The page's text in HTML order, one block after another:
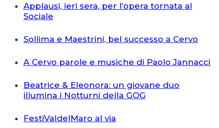
Applausi, ieri sera, per l’opera tornata al
Sociale
Sollima e Maestrini, bel successo a Cervo
A Cervo parole e musiche di Paolo Jannacci
Beatrice & Eleonora: un giovane duo
illumina i Notturni della GOG
FestiValdelMaro al via